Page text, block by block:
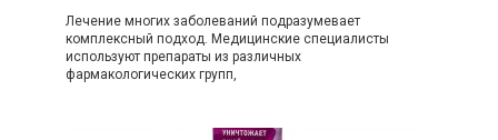
Лечение многих заболеваний подразумевает
комплексный подход. Медицинские специалисты
используют препараты из различных
фармакологических групп,